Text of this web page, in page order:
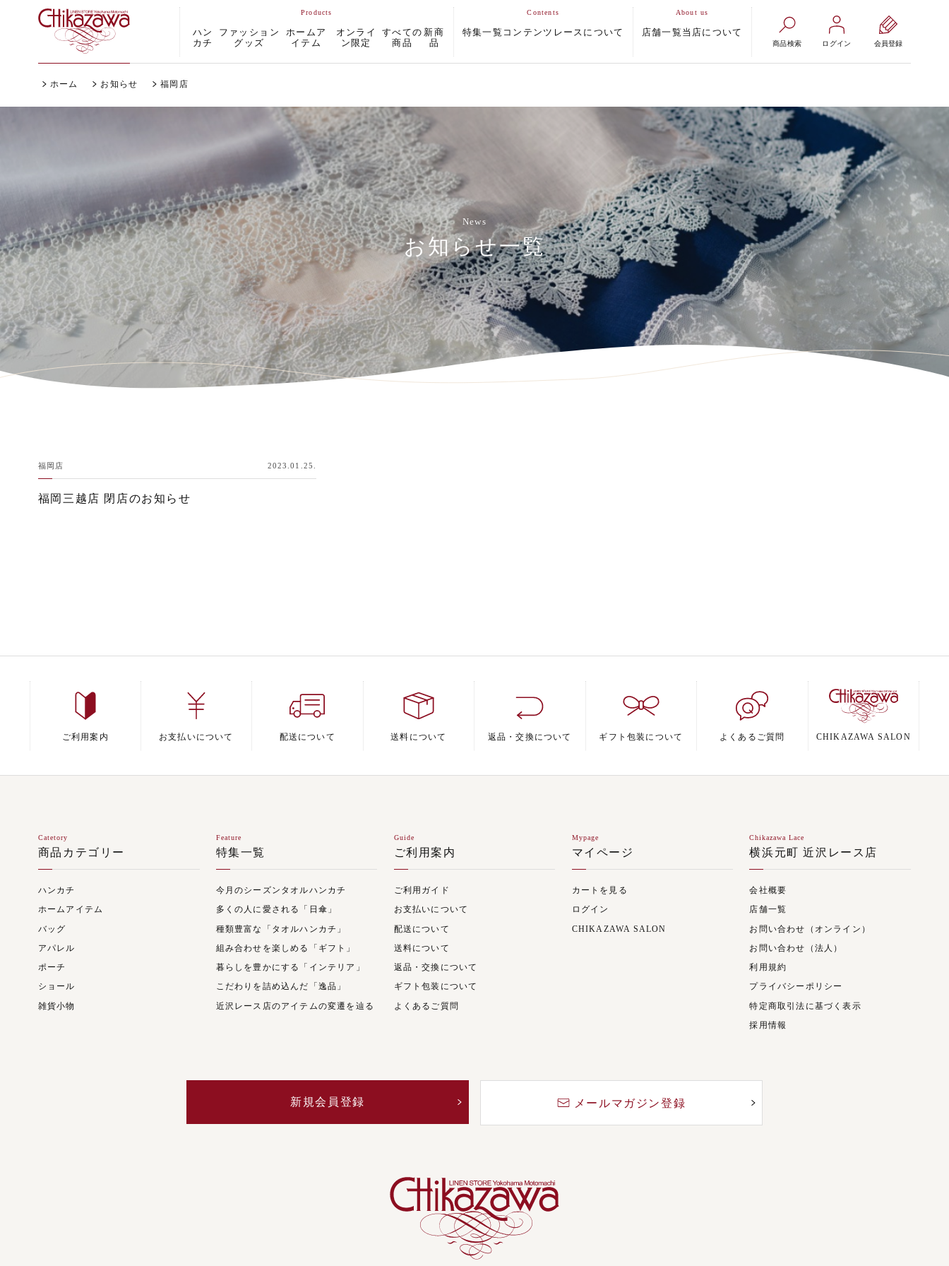
ハン
カチ
ファッション
グッズ
ホームア
イテム
オンライ
ン限定
すべての
商品
新商
品
特集一覧 コンテンツ レースについて 店舗一覧 当店について
商品検索 ログイン 会員登録
ホーム お知らせ 福岡店
News
お知らせ一覧
福岡店 2023.01.25.
福岡三越店 閉店のお知らせ
ご利用案内 お支払いについて 配送について 送料について 返品・交換について ギフト包装について よくあるご質問 CHIKAZAWA SALON
Catetory
商品カテゴリー
ハンカチ
ホームアイテム
バッグ
アパレル
ポーチ
ショール
雑貨小物
Feature
特集一覧
今月のシーズンタオルハンカチ
多くの人に愛される「日傘」
種類豊富な「タオルハンカチ」
組み合わせを楽しめる「ギフト」
暮らしを豊かにする「インテリア」
こだわりを詰め込んだ「逸品」
近沢レース店のアイテムの変遷を辿る
Guide
ご利用案内
ご利用ガイド
お支払いについて
配送について
送料について
返品・交換について
ギフト包装について
よくあるご質問
Mypage
マイページ
カートを見る
ログイン
CHIKAZAWA SALON
Chikazawa Lace
横浜元町 近沢レース店
会社概要
店舗一覧
お問い合わせ（オンライン）
お問い合わせ（法人）
利用規約
プライバシーポリシー
特定商取引法に基づく表示
採用情報
新規会員登録 メールマガジン登録